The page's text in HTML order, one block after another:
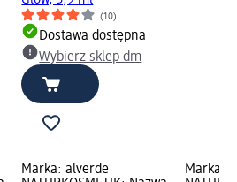
(10)
Dostawa dostępna
Wybierz sklep dm
Marka: alverde
Marka: